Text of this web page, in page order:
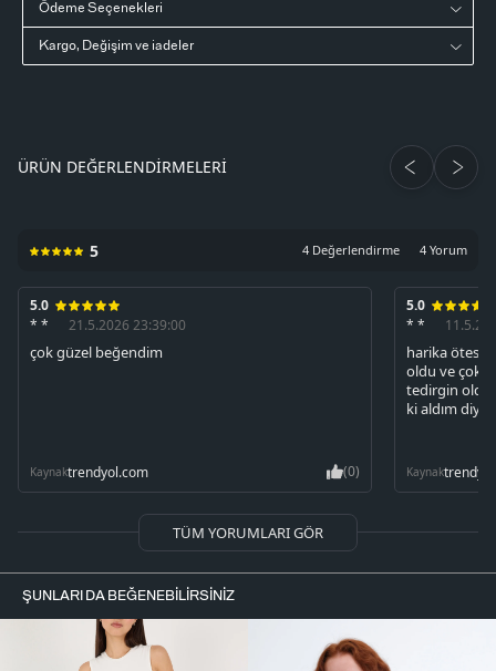
Ödeme Seçenekleri
Kargo, Değişim ve iadeler
ÜRÜN DEĞERLENDIRMELERI
5 4 Değerlendirme 4 Yorum
5.0
* *
21.5.2026 23:39:00
çok güzel beğendim
Kaynaktrendyol.com (0)
5.0
* *
harika ötesi,
oldu ve çok
tedirgin
ki aldım
Kaynak
TÜM YORUMLARI GÖR
ŞUNLARI DA BEĞENEBILIRSINIZ